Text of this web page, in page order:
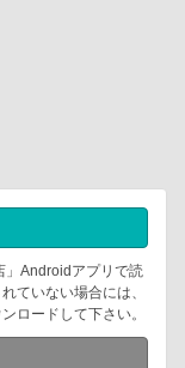
」Androidアプリで読
ていない場合には、
ロードして下さい。